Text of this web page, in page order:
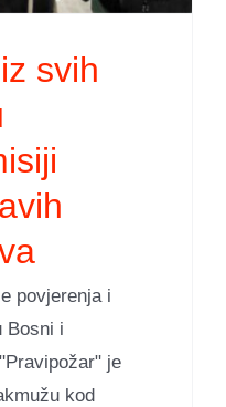
svih
povjerenja i
Bosni i
je
kod